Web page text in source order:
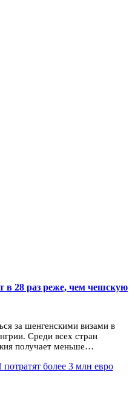
в 28 раз реже, чем чешскую
за шенгенскими визами в
Среди всех стран
получает меньше…
более 3 млн евро